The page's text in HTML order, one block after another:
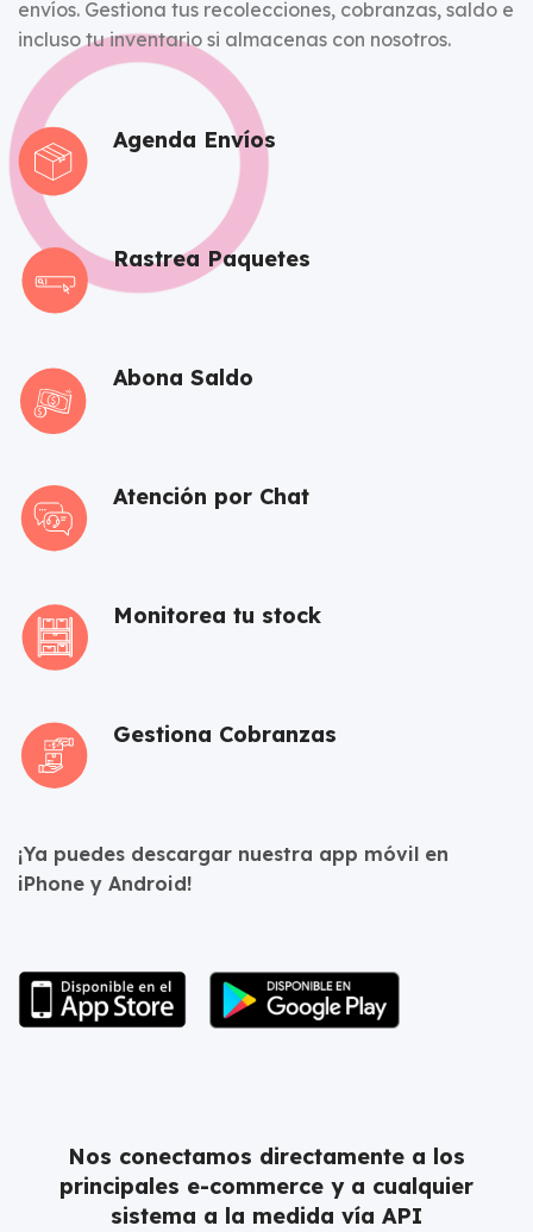
envíos. Gestiona tus recolecciones, cobranzas, saldo e
incluso tu inventario si almacenas con nosotros.
Agenda Envíos
Rastrea Paquetes
Abona Saldo
Atención por Chat
Monitorea tu stock
Gestiona Cobranzas
¡Ya puedes descargar nuestra app móvil en
iPhone y Android!
Nos conectamos directamente a los
principales e-commerce y a cualquier
sistema a la medida vía API